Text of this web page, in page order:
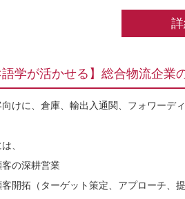
語学が活かせる】総合物流企業
向けに、倉庫、輸出入通関、フォワーデ
、
客の深耕営業
客開拓（ターゲット策定、アプローチ、